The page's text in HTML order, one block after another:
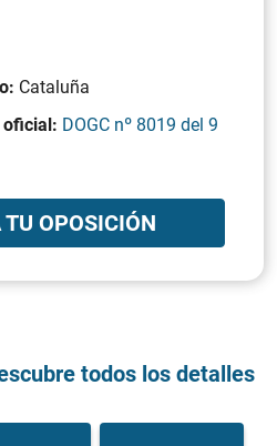
Cataluña
oficial: DOGC nº 8019 del 9
OPOSICIÓN
todos los detalles